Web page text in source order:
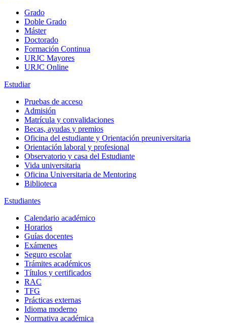
Grado
Doble Grado
Máster
Doctorado
Formación Continua
URJC Mayores
URJC Online
Estudiar
Pruebas de acceso
Admisión
Matrícula y convalidaciones
Becas, ayudas y premios
Oficina del estudiante y Orientación preuniversitaria
Orientación laboral y profesional
Observatorio y casa del Estudiante
Vida universitaria
Oficina Universitaria de Mentoring
Biblioteca
Estudiantes
Calendario académico
Horarios
Guías docentes
Exámenes
Seguro escolar
Trámites académicos
Títulos y certificados
RAC
TFG
Prácticas externas
Idioma moderno
Normativa académica